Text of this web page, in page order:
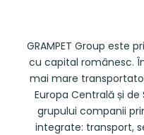
GRAMPET Group este
cu capital românesc.
mai mare
Europa Centrală și de
grupului companii
integrate: transport,